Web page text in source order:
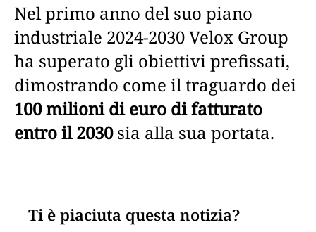
Nel primo anno del suo piano
industriale 2024-2030 Velox Group
ha superato gli obiettivi prefissati,
dimostrando come il traguardo dei
100 milioni di euro di fatturato
entro il 2030sia alla sua portata.
Ti è piaciuta questa notizia?